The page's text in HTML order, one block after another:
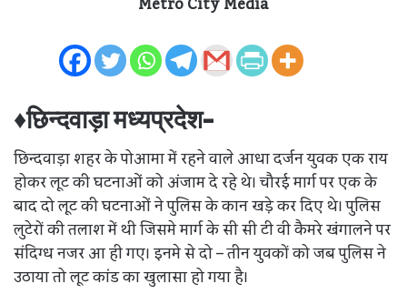
♦छिन्दवाड़ा मध्यप्रदेश-
छिन्दवाड़ा शहर के पोआमा में रहने वाले आधा दर्जन युवक एक राय
होकर लूट की घटनाओं को अंजाम दे रहे थे। चौरई मार्ग पर एक के
बाद दो लूट की घटनाओं ने पुलिस के कान खड़े कर दिए थे। पुलिस
लुटेरों की तलाश में थी जिसमे मार्ग के सी सी टी वी कैमरे खंगालने पर
संदिग्ध नजर आ ही गए। इनमे से दो – तीन युवकों को जब पुलिस ने
उठाया तो लूट कांड का खुलासा हो गया है।